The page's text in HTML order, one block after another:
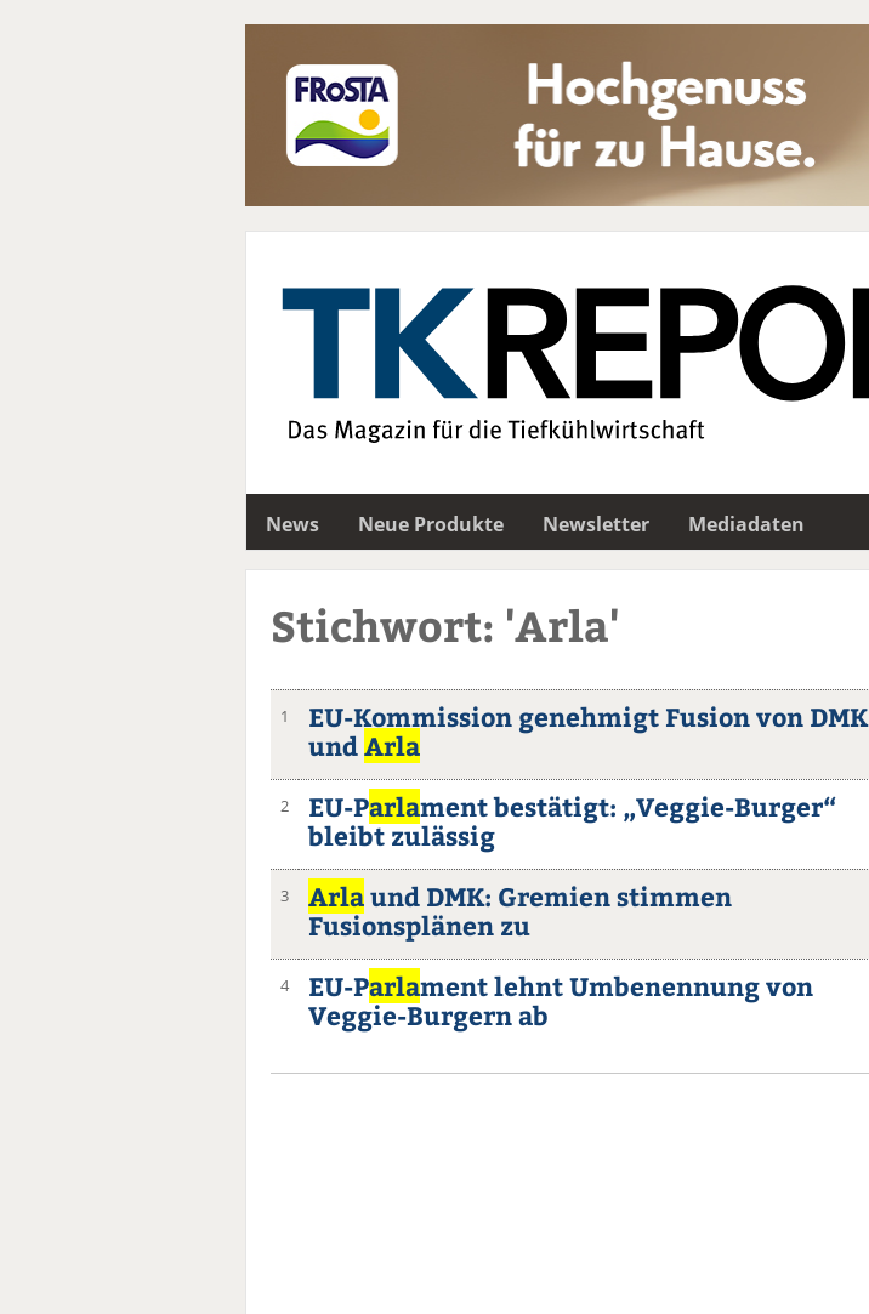
News Neue Produkte Newsletter
Mediadaten
Stichwort: 'Arla'
1
EU-Kommission genehmigt Fusion von DMK
undArla
2 EU-Parlament bestätigt: „Veggie-Burger“
bleibt zulässig
3 Arlaund DMK: Gremien stimmen
Fusionsplänen zu
4 EU-Parlament lehnt Umbenennung von
Veggie-Burgern ab